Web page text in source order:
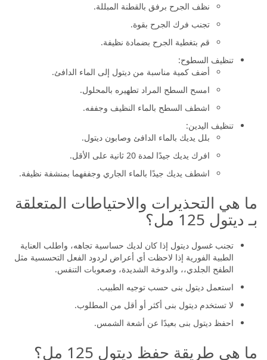
نظف الجرح برفق بالقطنة المبللة.
تجنب فرك الجرح بقوة.
قم بتغطية الجرح بضمادة نظيفة.
تنظيف السطوح:
أضف كمية مناسبة من ديتول إلى الماء الدافئ.
امسح السطح المراد تطهيره بالمحلول.
اشطف السطح بالماء النظيف وجففه.
تنظيف اليدين:
بلل يديك بالماء الدافئ وصابون ديتول.
افرك يديك جيدًا لمدة 20 ثانية على الأقل.
اشطف يديك جيدًا بالماء الجاري وجففهما بمنشفة نظيفة.
ما هي التحذيرات والاحتياطات المتعلقة
بـ ديتول 125 مل؟
تجنب غسول ديتول إذا كان لديك حساسية تجاهه، واطلب العناية
الطبية الفورية إذا لاحظت أي أعراض لردود الفعل التحسسية مثل
الطفح الجلدي،، والدوخة الشديدة، وصعوبات التنفس.
استعمل ديتول بنى حسب توجيه الطبيب.
لا تستخدم ديتول بنى أكثر أو أقل من المطلوب.
احفظ ديتول بنى بعيدًا عن أشعة الشمس.
ما هي طريقة حفظ ديتول 125 مل؟